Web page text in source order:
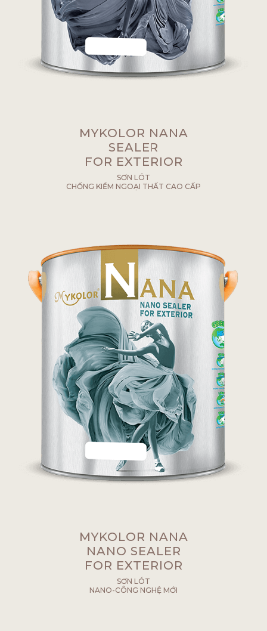
MYKOLOR NANA
SEALER
FOR EXTERIOR
SƠN LÓT
CHỐNG KIỀM NGOẠI THẤT CAO CẤP
MYKOLOR NANA
NANO SEALER
FOR EXTERIOR
SƠN LÓT
NANO-CÔNG NGHỆ MỚI